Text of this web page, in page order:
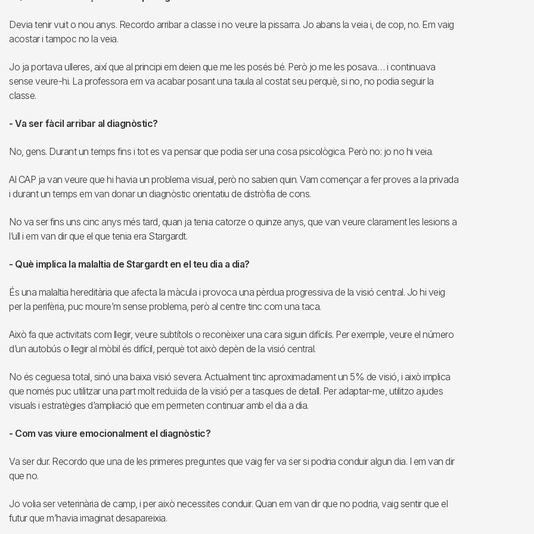
Devia tenir vuit o nou anys. Recordo arribar a classe i no veure la pissarra. Jo abans la veia i, de cop, no. Em vaig
acostar i tampoc no la veia.
Jo ja portava ulleres, així que al principi em deien que me les posés bé. Però jo me les posava… i continuava
sense veure-hi. La professora em va acabar posant una taula al costat seu perquè, si no, no podia seguir la
classe.
- Va ser fàcil arribar al diagnòstic?
No, gens. Durant un temps fins i tot es va pensar que podia ser una cosa psicològica. Però no: jo no hi veia.
Al CAP ja van veure que hi havia un problema visual, però no sabien quin. Vam començar a fer proves a la privada
i durant un temps em van donar un diagnòstic orientatiu de distròfia de cons.
No va ser fins uns cinc anys més tard, quan ja tenia catorze o quinze anys, que van veure clarament les lesions a
l’ull i em van dir que el que tenia era Stargardt.
- Què implica la malaltia de Stargardt en el teu dia a dia?
És una malaltia hereditària que afecta la màcula i provoca una pèrdua progressiva de la visió central. Jo hi veig
per la perifèria, puc moure’m sense problema, però al centre tinc com una taca.
Això fa que activitats com llegir, veure subtítols o reconèixer una cara siguin difícils. Per exemple, veure el número
d’un autobús o llegir al mòbil és difícil, perquè tot això depèn de la visió central.
No és ceguesa total, sinó una baixa visió severa. Actualment tinc aproximadament un 5% de visió, i això implica
que només puc utilitzar una part molt reduïda de la visió per a tasques de detall. Per adaptar-me, utilitzo ajudes
visuals i estratègies d’ampliació que em permeten continuar amb el dia a dia.
- Com vas viure emocionalment el diagnòstic?
Va ser dur. Recordo que una de les primeres preguntes que vaig fer va ser si podria conduir algun dia. I em van dir
que no.
Jo volia ser veterinària de camp, i per això necessites conduir. Quan em van dir que no podria, vaig sentir que el
futur que m’havia imaginat desapareixia.